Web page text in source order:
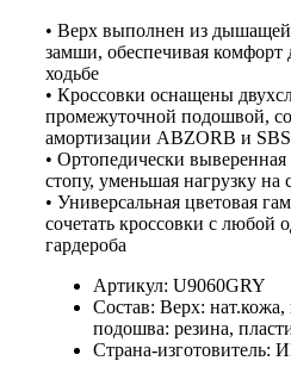
• Верх выполнен из
замши, обеспечивая комфорт
ходьбе
• Кроссовки оснащены
промежуточной подошвой,
амортизации ABZORB и SBS
• Ортопедически выверенная
стопу, уменьшая нагрузку
• Универсальная цветовая
сочетать кроссовки с любой
гардероба
Артикул: U9060GRY
Состав: Верх: нат.кожа,
подошва: резина,
Страна-